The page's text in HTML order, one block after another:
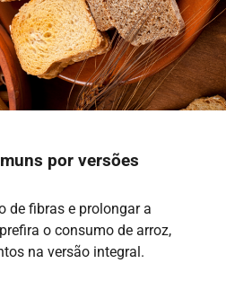
por versões
de fibras e prolongar a
o consumo de arroz,
na versão integral.